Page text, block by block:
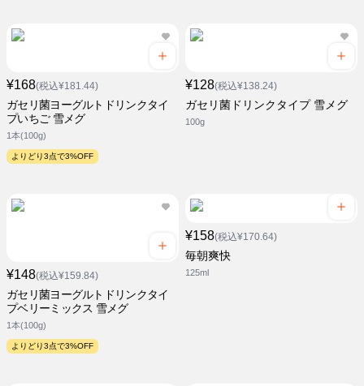
¥168(税込¥181.44)
ガセリ菌ヨーグルトドリンクタイ
プいちご 雪メグ
1本(100g)
よりどり3点で3%OFF
¥128(税込¥138.24)
ガセリ菌ドリンクタイプ 雪メグ
100g
¥148(税込¥159.84)
ガセリ菌ヨーグルトドリンクタイ
プベリーミックス 雪メグ
1本(100g)
よりどり3点で3%OFF
¥158(税込¥170.64)
毎朝爽快
125ml